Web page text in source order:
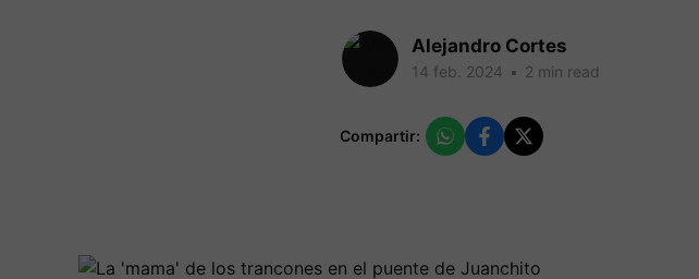
Alejandro Cortes
14 feb. 2024 • 2 min read
Compartir: